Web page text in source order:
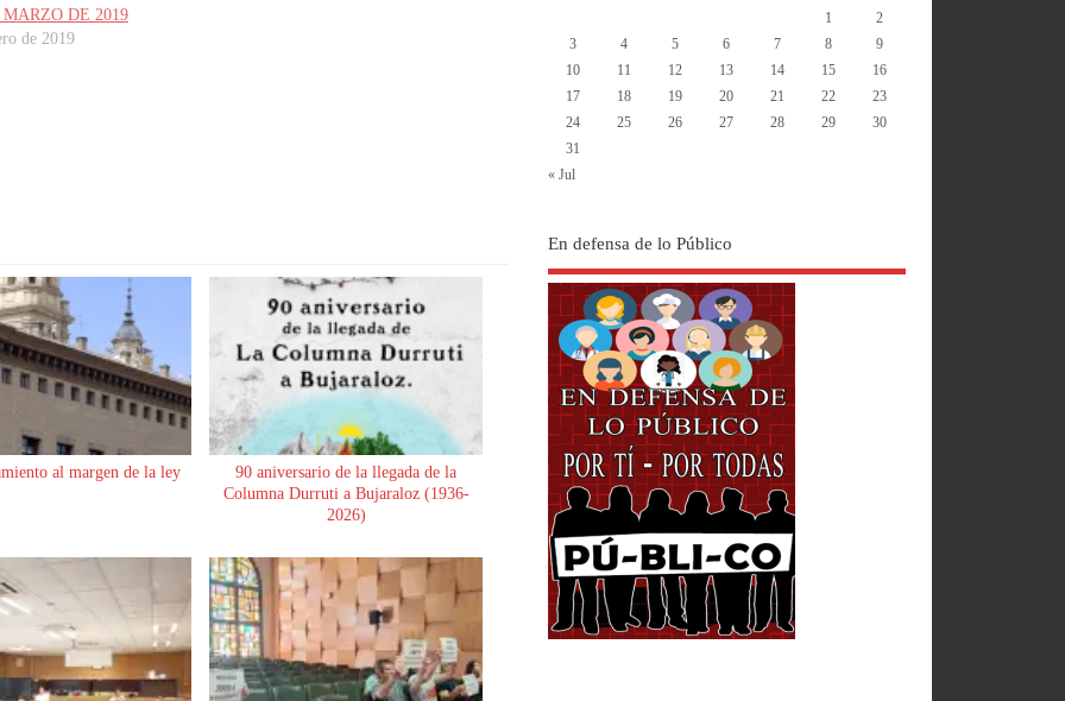
DE 2019
de 2019
al margen de la ley
90 aniversario de la llegada de la
Columna Durruti a Bujaraloz (1936-
2026)
1
2
3
4 5 6 7 8
9
10
11 12 13 14 15
16
17
18 19 20 21 22
23
24
25 26 27 28 29
30
31
« Jul
En defensa de lo Público